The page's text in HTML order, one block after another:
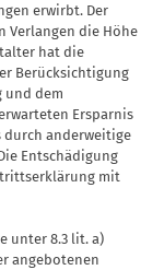
erwirbt. Der
Verlangen die Höhe
hat die
Berücksichtigung
und dem
Erspar­nis
durch anderweitige
Entschädigung
mit
unter 8.3 lit. a)
an­gebotenen